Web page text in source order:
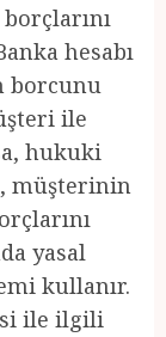
hesabı
borcunu
ile
hukuki
müşterinin
yasal
kullanır.
ile ilgili